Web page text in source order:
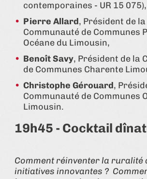
contemporaines - UR 15 075),
Pierre Allard, Président de la
Communauté de Communes
Océane du Limousin,
Benoît Savy, Président de la
de Communes Charente
Christophe Gérouard,
Communauté de Communes
Limousin.
19h45 - Cocktail
Comment réinventer la ruralité
initiatives innovantes ?